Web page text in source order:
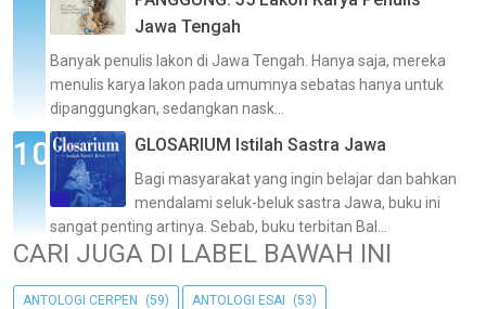
Jawa Tengah
Banyak penulis lakon di Jawa Tengah. Hanya saja, mereka
menulis karya lakon pada umumnya sebatas hanya untuk
dipanggungkan, sedangkan nask...
GLOSARIUM Istilah Sastra Jawa
Bagi masyarakat yang ingin belajar dan bahkan
mendalami seluk-beluk sastra Jawa, buku ini
sangat penting artinya. Sebab, buku terbitan Bal...
CARI JUGA DI LABEL BAWAH INI
ANTOLOGI CERPEN (59) ANTOLOGI ESAI (53)